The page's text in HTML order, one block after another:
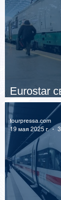
Eurostar
tourpressa.com
19 мая 2025 г.